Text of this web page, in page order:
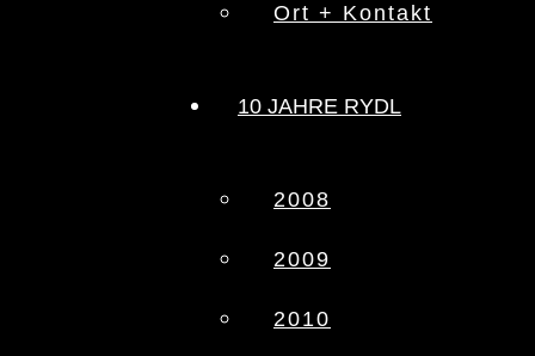
Ort + Kontakt
10 JAHRE RYDL
2008
2009
2010